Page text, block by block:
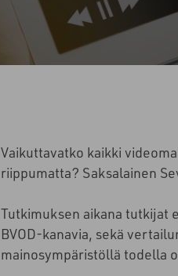
Vaikuttavatko kaikki
riippumatta? Saksalainen
Tutkimuksen aikana tutkijat
BVOD-kanavia, sekä
mainosympäristöllä todella